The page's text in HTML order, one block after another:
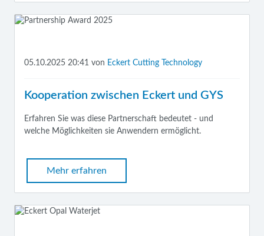
05.10.2025 20:41 von Eckert Cutting Technology
Kooperation zwischen Eckert und GYS
Erfahren Sie was diese Partnerschaft bedeutet - und
welche Möglichkeiten sie Anwendern ermöglicht.
Mehr erfahren